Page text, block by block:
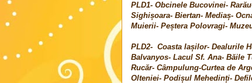
PLD1- Obcinele Bucovinei-
Sighișoara- Biertan- Mediaș-
Muierii- Peștera Polovragi-
PLD2- Coasta Iașilor- Dealurile
Balvanyos- Lacul Sf. Ana- Băile
Rucăr- Câmpulung-Curtea de
Olteniei- Podișul Mehedinți-